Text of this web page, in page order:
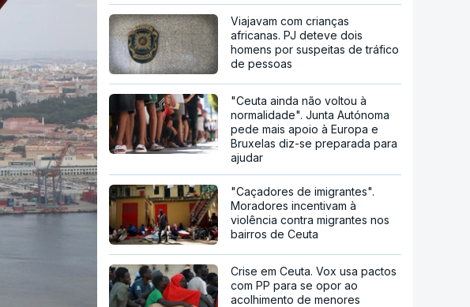
Viajavam com crianças
africanas. PJ deteve dois
homens por suspeitas de tráfico
de pessoas
"Ceuta ainda não voltou à
normalidade". Junta Autónoma
pede mais apoio à Europa e
Bruxelas diz-se preparada para
ajudar
"Caçadores de imigrantes".
Moradores incentivam à
violência contra migrantes nos
bairros de Ceuta
Crise em Ceuta. Vox usa pactos
com PP para se opor ao
acolhimento de menores